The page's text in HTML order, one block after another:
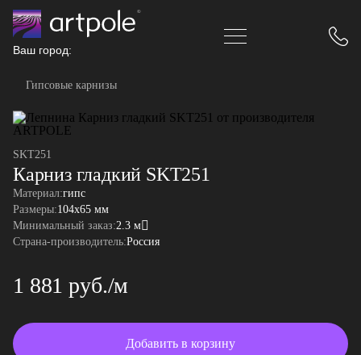
Ваш город:
Гипсовые карнизы
SKT251
Карниз гладкий SKT251
Материал:гипс
Размеры:104x65 мм
Минимальный заказ:2.3 м
Страна-производитель:Россия
1 881 руб./м
Добавить в корзину